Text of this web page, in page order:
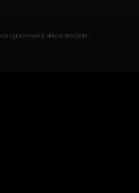
oprogramowanie sklepu BestSeller